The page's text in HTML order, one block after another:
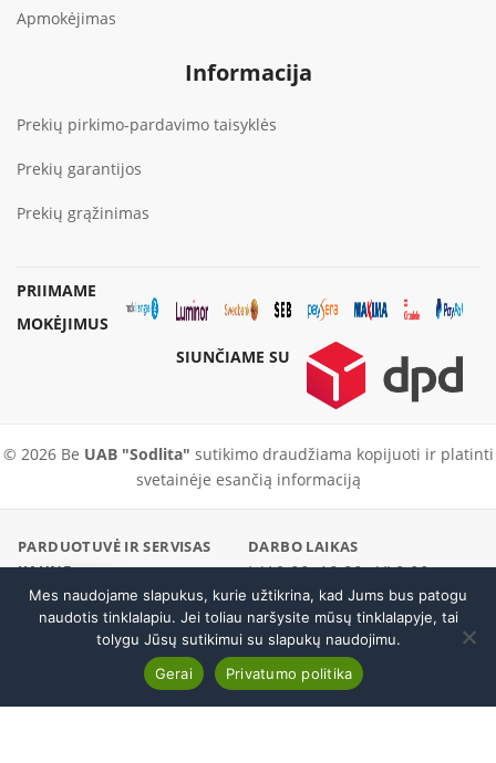
Apmokėjimas
Informacija
Prekių pirkimo-pardavimo taisyklės
Prekių garantijos
Prekių grąžinimas
PRIIMAME
MOKĖJIMUS
SIUNČIAME SU
© 2026 Be UAB "Sodlita" sutikimo draudžiama kopijuoti ir platinti
svetainėje esančią informaciją
PARDUOTUVĖ IR SERVISAS
KAUNE
Pramonės pr. 23, Kaunas
DARBO LAIKAS
I–V 9:00–18:00 · VI 9:00–
14:00
PARDUOTUVĖ / SERVISAS
+370 37 456296
EL. PARDUOTUVĖ
+370 600 19186
Skambinti
Atsisakyti sutarties
AIP 602 įkrovimo stotelės stogas
Mes naudojame slapukus, kurie užtikrina, kad Jums bus patogu
naudotis tinklalapiu. Jei toliau naršysite mūsų tinklalapyje, tai
tolygu Jūsų sutikimui su slapukų naudojimu.
Gerai
Privatumo politika